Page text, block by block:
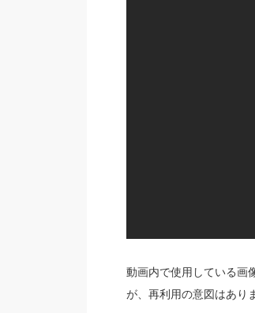
動画内で使用している画
が、再利用の意図はあり